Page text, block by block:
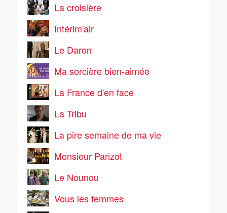
La croisière
Intérim'air
Le Daron
Ma sorcière bien-aimée
La France d'en face
La Tribu
La pire semaine de ma vie
Monsieur Parizot
Le Nounou
Vous les femmes